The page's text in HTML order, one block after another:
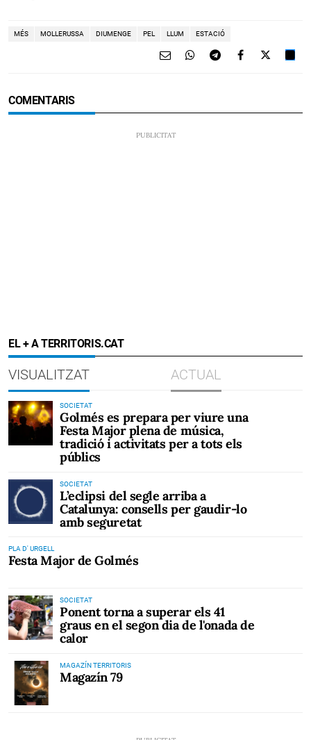
MÉS MOLLERUSSA DIUMENGE PEL LLUM ESTACIÓ
COMENTARIS
EL + A TERRITORIS.CAT
VISUALITZAT ACTUAL
SOCIETAT
Golmés es prepara per viure una
Festa Major plena de música,
tradició i activitats per a tots els
públics
SOCIETAT
L’eclipsi del segle arriba a
Catalunya: consells per gaudir-lo
amb seguretat
PLA D' URGELL
Festa Major de Golmés
SOCIETAT
Ponent torna a superar els 41
graus en el segon dia de l'onada de
calor
MAGAZÍN TERRITORIS
Magazín 79